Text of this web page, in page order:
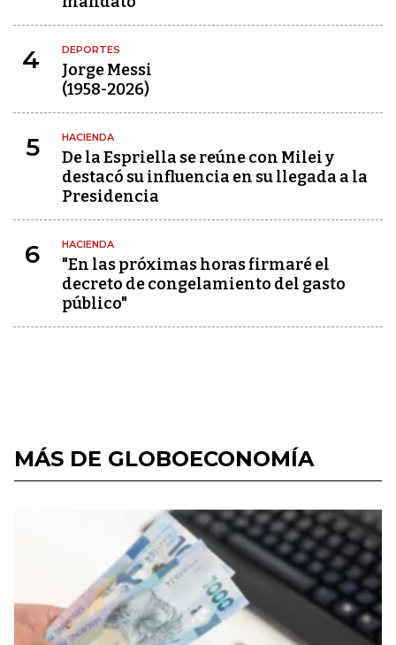
4 DEPORTES
Jorge Messi
(1958-2026)
5 HACIENDA
De la Espriella se reúne con Milei y
destacó su influencia en su llegada a la
Presidencia
6 HACIENDA
"En las próximas horas firmaré el
decreto de congelamiento del gasto
público"
MÁS DE GLOBOECONOMÍA